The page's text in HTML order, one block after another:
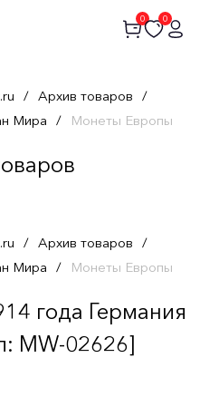
0 0
/ Архив товаров /
Мира / Монеты Европы
/ Архив товаров /
Мира / Монеты Европы
года Германия
MW-02626]